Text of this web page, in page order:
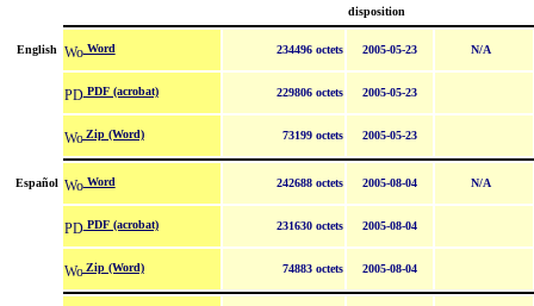
disposition
English Word 234496 octets 2005-05-23 N/A
PDF (acrobat) 229806 octets 2005-05-23
Zip (Word) 73199 octets 2005-05-23
Español Word 242688 octets 2005-08-04 N/A
PDF (acrobat) 231630 octets 2005-08-04
Zip (Word) 74883 octets 2005-08-04